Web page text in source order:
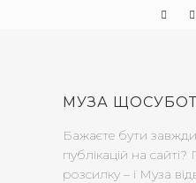
МУЗА
Бажаєте бути
публікацій на
розсилку – і Муза